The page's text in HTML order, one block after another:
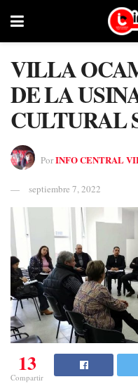
VILLA
DE LA
CULTURAL
PorINFO CENTRAL
septiembre 7, 2022
13
Compartir